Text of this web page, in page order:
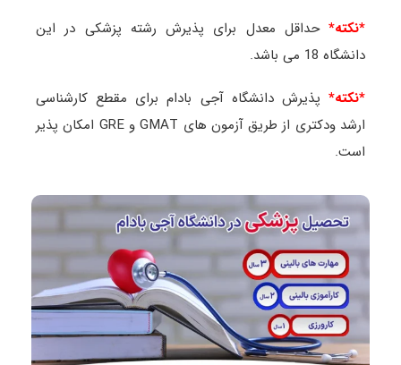
*نکته* حداقل معدل برای پذیرش رشته پزشکی در این
دانشگاه 18 می باشد.
*نکته* پذیرش دانشگاه آجی بادام برای مقطع کارشناسی
ارشد ودکتری از طریق آزمون های GMAT و GRE امکان پذیر
است.